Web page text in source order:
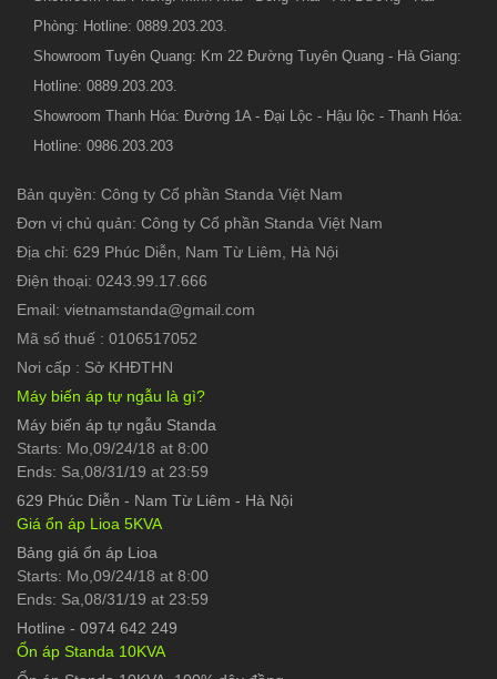
Phòng: Hotline: 0889.203.203.
Showroom Tuyên Quang: Km 22 Đường Tuyên Quang - Hà Giang:
Hotline: 0889.203.203.
Showroom Thanh Hóa: Đường 1A - Đại Lộc - Hậu lộc - Thanh Hóa:
Hotline: 0986.203.203
Bản quyền: Công ty Cổ phần Standa Việt Nam
Đơn vị chủ quản: Công ty Cổ phần Standa Việt Nam
Địa chỉ: 629 Phúc Diễn, Nam Từ Liêm, Hà Nội
Điện thoại: 0243.99.17.666
Email: vietnamstanda@gmail.com
Mã số thuế : 0106517052
Nơi cấp : Sở KHĐTHN
Máy biến áp tự ngẫu là gì?
Máy biến áp tự ngẫu Standa
Starts: Mo,09/24/18 at 8:00
Ends: Sa,08/31/19 at 23:59
629 Phúc Diễn - Nam Từ Liêm - Hà Nội
Giá ổn áp Lioa 5KVA
Bảng giá ổn áp Lioa
Starts: Mo,09/24/18 at 8:00
Ends: Sa,08/31/19 at 23:59
Hotline - 0974 642 249
Ổn áp Standa 10KVA